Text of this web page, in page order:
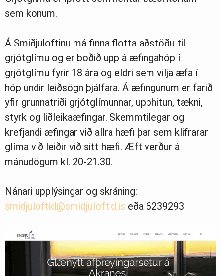
sem konum.
Á Smiðjuloftinu má finna flotta aðstöðu til
grjótglímu og er boðið upp á æfingahóp í
grjótglímu fyrir 18 ára og eldri sem vilja æfa í
hóp undir leiðsögn þjálfara. Á æfingunum er farið
yfir grunnatriði grjótglímunnar, upphitun, tækni,
styrk og liðleikaæfingar. Skemmtilegar og
krefjandi æfingar við allra hæfi þar sem klifrarar
glíma við leiðir við sitt hæfi. Æft verður á
mánudögum kl. 20-21.30.
Nánari upplýsingar og skráning:
smidjuloftid@smidjuloftid.is eða 6239293